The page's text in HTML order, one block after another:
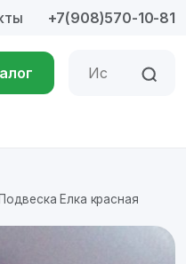
+7(908)570-10-81
Подвеска Елка красная